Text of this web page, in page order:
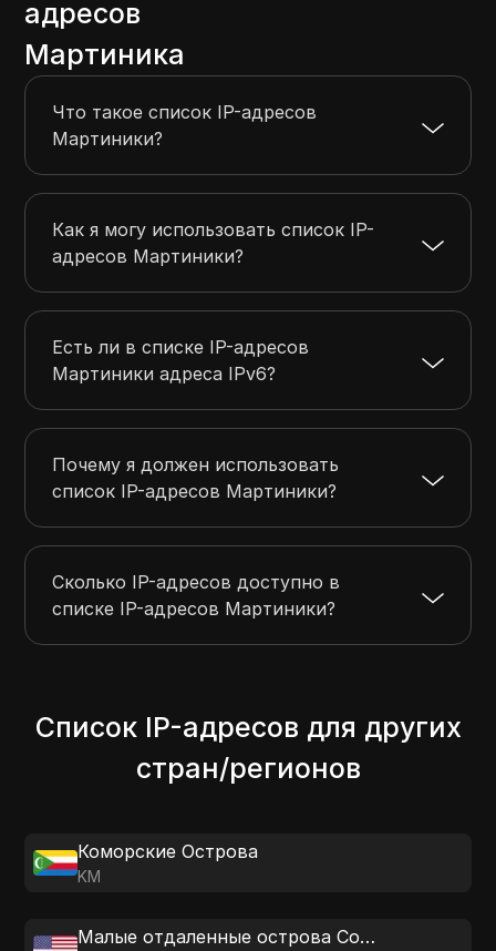
109.203.232.0
154.49.225.0
185.13.216.0
185.13.219.255
185.14.99.0
адресов
Мартиника
Что такое список IP-адресов
Мартиники?
Как я могу использовать список IP-
адресов Мартиники?
Есть ли в списке IP-адресов
Мартиники адреса IPv6?
Почему я должен использовать
список IP-адресов Мартиники?
Сколько IP-адресов доступно в
списке IP-адресов Мартиники?
Список IP-адресов для других
стран/регионов
Коморские Острова
KM
Малые отдаленные острова Соединенных Штатов Америки